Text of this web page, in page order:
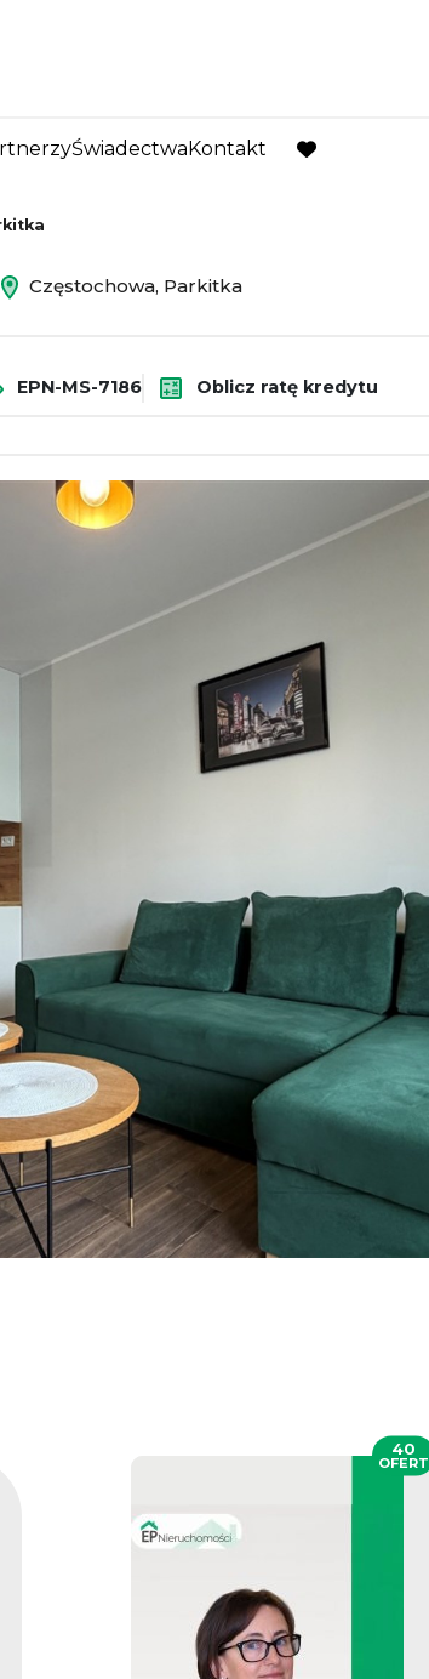
ŚwiadectwaKontakt
favorite
Częstochowa, Parkitka
EPN-MS-7186 Oblicz ratę kredytu
40
OFERT